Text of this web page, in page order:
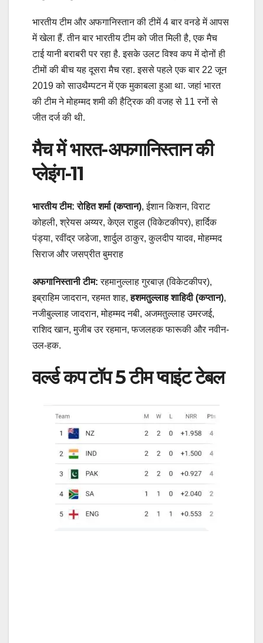
भारतीय टीम और अफगानिस्तान की टीमें 4 बार वनडे में आपस
में खेला हैं. तीन बार भारतीय टीम को जीत मिली है, एक मैच
टाई यानी बराबरी पर रहा है. इसके उलट विश्व कप में दोनों ही
टीमों की बीच यह दूसरा मैच रहा. इससे पहले एक बार 22 जून
2019 को साउथैम्पटन में एक मुकाबला हुआ था. जहां भारत
की टीम ने मोहम्मद शमी की हैट्र‍िक की वजह से 11 रनों से
जीत दर्ज की थी.
मैच में भारत-अफगानिस्तान की
प्लेइंग-11
भारतीय टीम: रोहित शर्मा (कप्तान), ईशान किशन, विराट
कोहली, श्रेयस अय्यर, केएल राहुल (विकेटकीपर), हार्दिक
पंड्या, रवींद्र जडेजा, शार्दुल ठाकुर, कुलदीप यादव, मोहम्मद
सिराज और जसप्रीत बुमराह
अफगानिस्तानी टीम: रहमानुल्लाह गुरबाज़ (विकेटकीपर),
इब्राहिम जादरान, रहमत शाह,हशमतुल्लाह शाहिदी (कप्तान),
नजीबुल्लाह जादरान, मोहम्मद नबी, अजमतुल्लाह उमरजई,
राशिद खान, मुजीब उर रहमान, फजलहक फारूकी और नवीन-
उल-हक.
वर्ल्ड कप टॉप 5 टीम प्वाइंट टेबल